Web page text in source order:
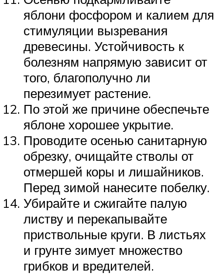
яблони фосфором и калием для
стимуляции вызревания
древесины. Устойчивость к
болезням напрямую зависит от
того, благополучно ли
перезимует растение.
По этой же причине обеспечьте
яблоне хорошее укрытие.
Проводите осенью санитарную
обрезку, очищайте стволы от
отмершей коры и лишайников.
Перед зимой нанесите побелку.
Убирайте и сжигайте палую
листву и перекапывайте
приствольные круги. В листьях
и грунте зимует множество
грибков и вредителей.